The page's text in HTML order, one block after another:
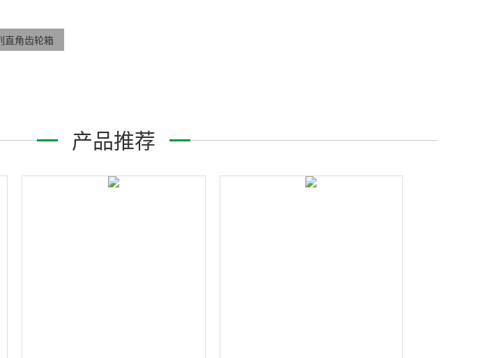
直角齿轮箱
产品推荐